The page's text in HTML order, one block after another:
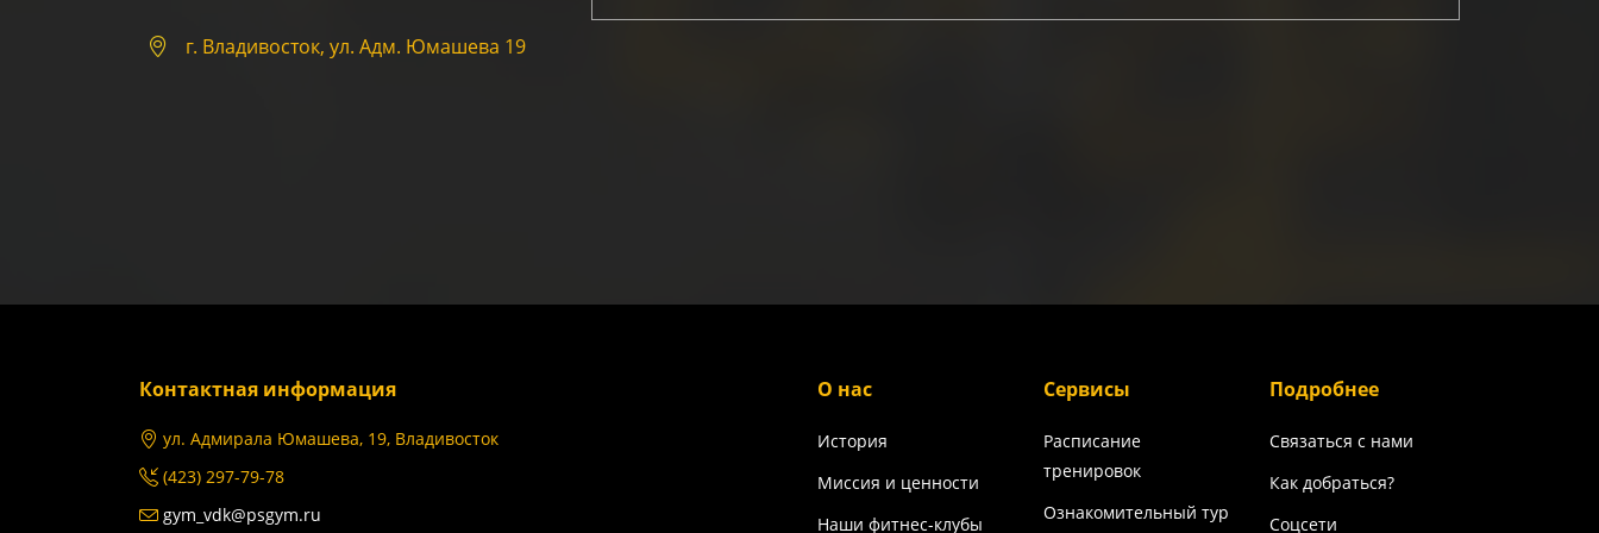
г. Владивосток, ул. Адм. Юмашева 19
Контактная информация
ул. Адмирала Юмашева, 19, Владивосток
(423) 297-79-78
gym_vdk@psgym.ru
О нас
История
Миссия и ценности
Наши фитнес-клубы
Сервисы
Расписание
тренировок
Ознакомительный тур
Подробнее
Связаться с нами
Как добраться?
Соцсети